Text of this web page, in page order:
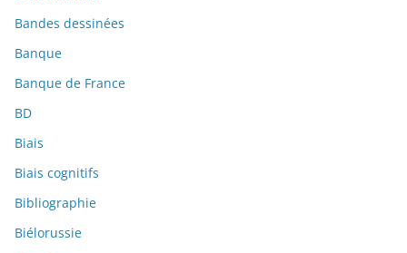
Bandes dessinées
Banque
Banque de France
BD
Biais
Biais cognitifs
Bibliographie
Biélorussie